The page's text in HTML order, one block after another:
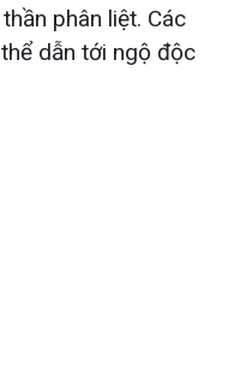
phân liệt. Các
dẫn tới ngộ độc